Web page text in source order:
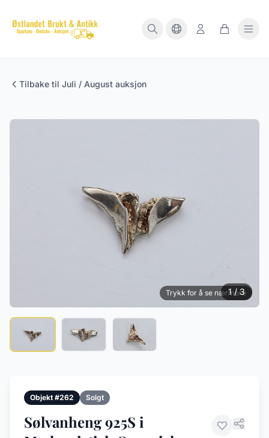
Tilbake til Juli / August auksjon
Trykk for å se nærmere
1 / 3
Objekt #262 Solgt
Sølvanheng 925S i